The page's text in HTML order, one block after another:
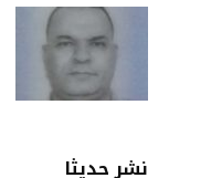
نشر حديثا